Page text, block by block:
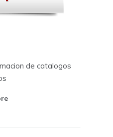
de catalogos